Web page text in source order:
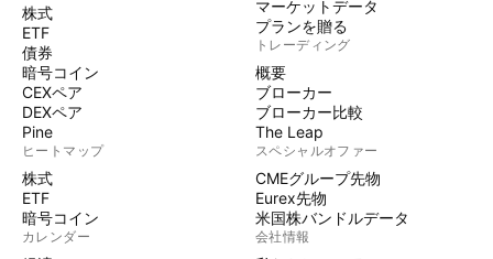
株式
ETF
債券
暗号コイン
CEXペア
DEXペア
Pine
ヒートマップ
株式
ETF
暗号コイン
カレンダー
マーケットデータ
プランを贈る
トレーディング
概要
ブローカー
ブローカー比較
The Leap
スペシャルオファー
CMEグループ先物
Eurex先物
米国株バンドルデータ
会社情報